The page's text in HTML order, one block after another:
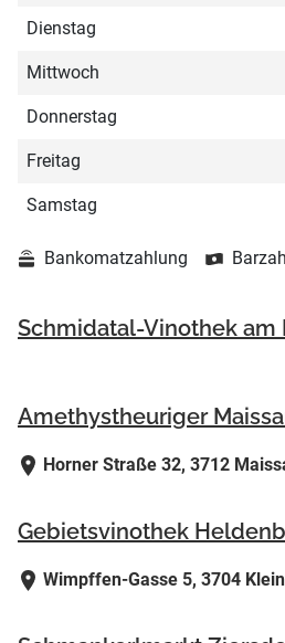
Dienstag
Mittwoch
Donnerstag
Freitag
Samstag
Bankomatzahlung
Schmidatal-Vinothek am
Amethystheuriger
Horner Straße 32, 3712
Gebietsvinothek
Wimpffen-Gasse 5, 3704